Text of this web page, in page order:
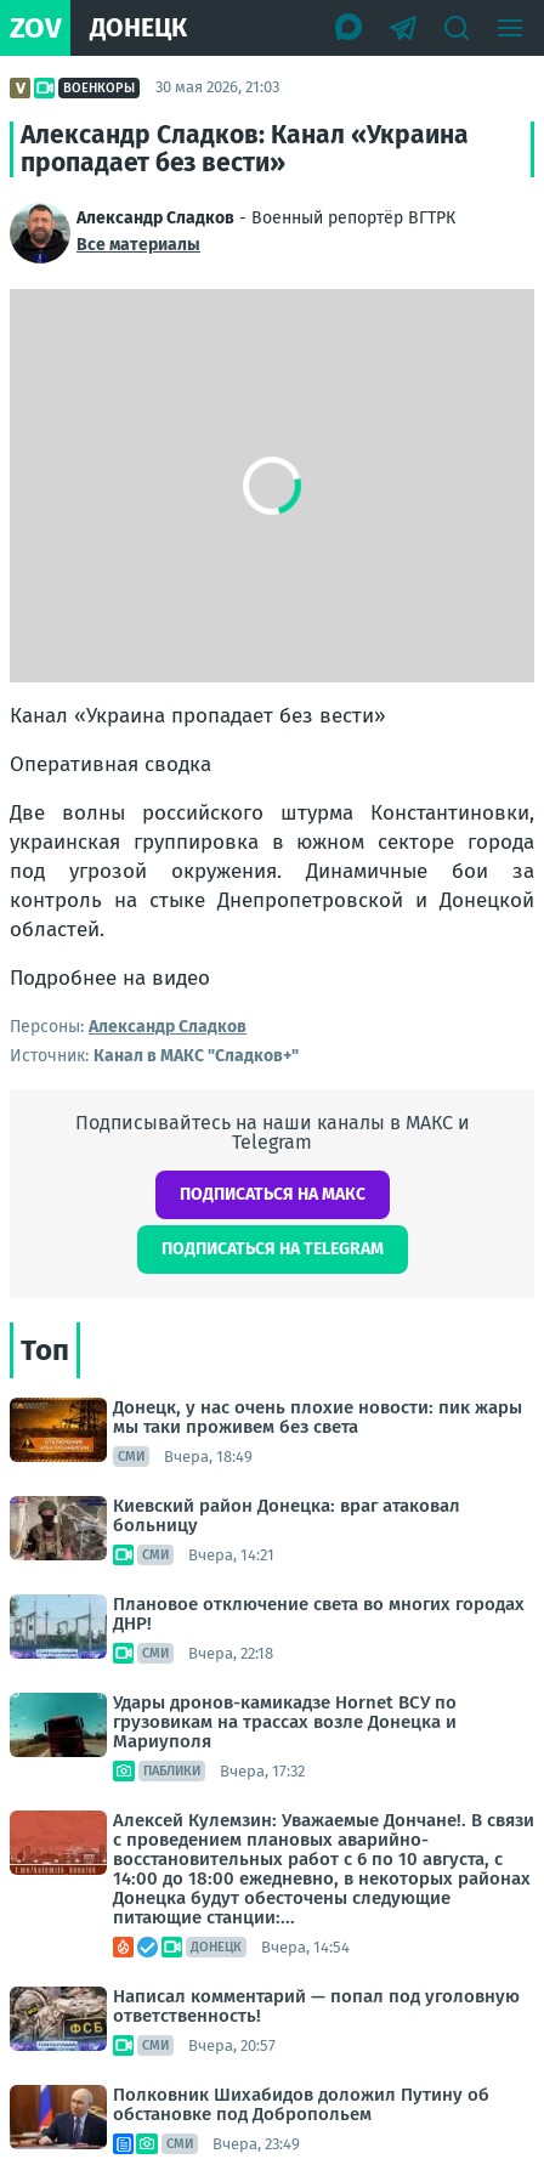
ZOV ДОНЕЦК
ВОЕНКОРЫ 30 мая 2026, 21:03
Александр Сладков: Канал «Украина
пропадает без вести»
Александр Сладков - Военный репортёр ВГТРК
Все материалы
Канал «Украина пропадает без вести»
Оперативная сводка
Две волны российского штурма Константиновки,
украинская группировка в южном секторе города
под угрозой окружения. Динамичные бои за
контроль на стыке Днепропетровской и Донецкой
областей.
Подробнее на видео
Персоны: Александр Сладков
Источник: Канал в МАКС "Сладков+"
Подписывайтесь на наши каналы в МАКС и
Telegram
ПОДПИСАТЬСЯ НА МАКС
ПОДПИСАТЬСЯ НА TELEGRAM
Топ
Донецк, у нас очень плохие новости: пик жары
мы таки проживем без света
СМИ Вчера, 18:49
Киевский район Донецка: враг атаковал
больницу
СМИ Вчера, 14:21
Плановое отключение света во многих городах
ДНР!
СМИ Вчера, 22:18
Удары дронов-камикадзе Hornet ВСУ по
грузовикам на трассах возле Донецка и
Мариуполя
ПАБЛИКИ Вчера, 17:32
Алексей Кулемзин: Уважаемые Дончане!. В связи
с проведением плановых аварийно-
восстановительных работ с 6 по 10 августа, с
14:00 до 18:00 ежедневно, в некоторых районах
Донецка будут обесточены следующие
питающие станции:...
ДОНЕЦК Вчера, 14:54
Написал комментарий — попал под уголовную
ответственность!
СМИ Вчера, 20:57
Полковник Шихабидов доложил Путину об
обстановке под Добропольем
СМИ Вчера, 23:49